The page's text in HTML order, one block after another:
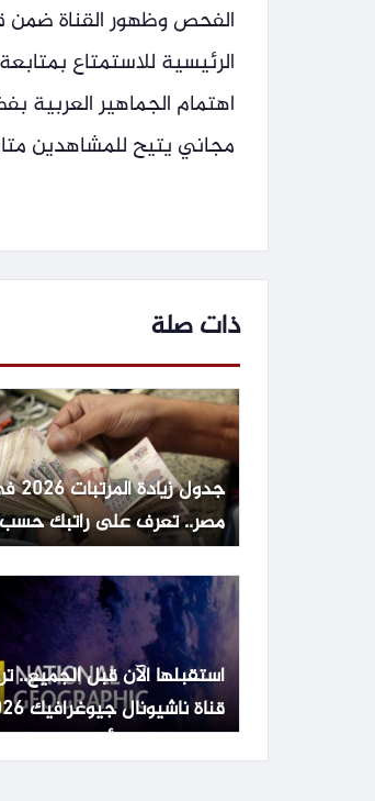
الفحص وظهور القناة ضمن
اهتمام الجماهير العربية
مجاني يتيح للمشاهدين
ذات صلة
جدول زيادة
مصر.. تعرف على راتبك حسب
الدرجة الوظيفية
استقبلها الآن قبل الجميع..
قناة
بعد التحديث الأخير